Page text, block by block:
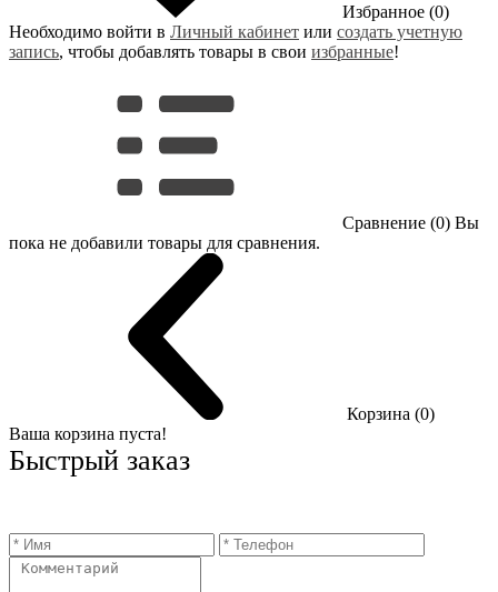
Избранное (0)
Необходимо войти в Личный кабинет или создать учетную
запись, чтобы добавлять товары в свои избранные!
Сравнение (0) Вы
пока не добавили товары для сравнения.
Корзина (0)
Ваша корзина пуста!
Быстрый заказ